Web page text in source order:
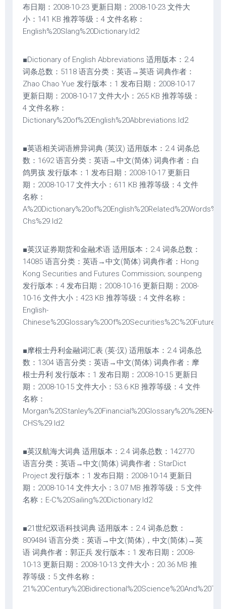
布日期：2008-10-23 更新日期：2008-10-23 文件大
小：141 KB 推荐等级：4 文件名称：
English%20Slang%20Dictionary.ld2
■Dictionary of English Abbreviations 适用版本：2.4
词条总数：5118 语言分类：英语→英语 词典作者：
Zhao Chao Yue 发行版本：1 发布日期：2008-10-17
更新日期：2008-10-17 文件大小：265 KB 推荐等级：
4 文件名称：
Dictionary%20of%20English%20Abbreviations.ld2
■英语相关词语辨异词典 (英汉) 适用版本：2.4 词条总
数：1692 语言分类：英语→中文(简体) 词典作者：白
鸽男孩 发行版本：1 发布日期：2008-10-17 更新日
期：2008-10-17 文件大小：611 KB 推荐等级：4 文件
名称：
Chs%29.ld2
■英汉证券期货和金融术语 适用版本：2.4 词条总数：
14085 语言分类：英语→中文(简体) 词典作者：Hong
Kong Securities and Futures Commission; sounpeng
发行版本：4 发布日期：2008-10-16 更新日期：2008-
10-16 文件大小：423 KB 推荐等级：4 文件名称：
English-
■摩根士丹利金融词汇表 (英-汉) 适用版本：2.4 词条总
数：1304 语言分类：英语→中文(简体) 词典作者：摩
根士丹利 发行版本：1 发布日期：2008-10-15 更新日
期：2008-10-15 文件大小：53.6 KB 推荐等级：4 文件
名称：
Morgan%20Stanley%20Financial%20Glossary%20%28EN-
CHS%29.ld2
■英汉航海大词典 适用版本：2.4 词条总数：142770
语言分类：英语→中文(简体) 词典作者：StarDict
Project 发行版本：1 发布日期：2008-10-14 更新日
期：2008-10-14 文件大小：3.07 MB 推荐等级：5 文件
名称：E-C%20Sailing%20Dictionary.ld2
■21世纪双语科技词典 适用版本：2.4 词条总数：
809484 语言分类：英语→中文(简体)，中文(简体)→英
语 词典作者：郭正兵 发行版本：1 发布日期：2008-
10-13 更新日期：2008-10-13 文件大小：20.36 MB 推
荐等级：5 文件名称：